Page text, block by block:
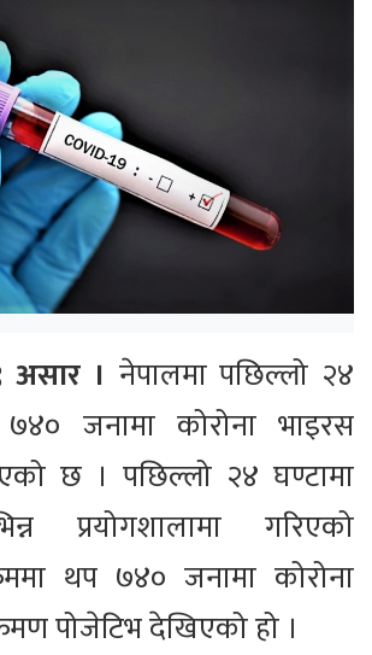
असार । नेपालमा पछिल्लो २४
जनामा कोरोना भाइरस
छ । पछिल्लो २४ घण्टामा
प्रयोगशालामा गरिएको
थप ७४० जनामा कोरोना
पोजेटिभ देखिएको हो ।